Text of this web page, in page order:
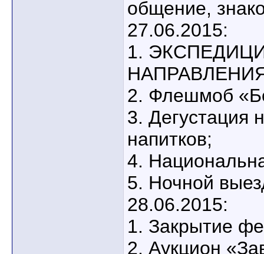
общение,
27.06.2015:
1.
2. Флешмоб
3. Дегустация
напитков;
4.
5. Ночной
28.06.2015:
1. Закрытие
2. Аукцион